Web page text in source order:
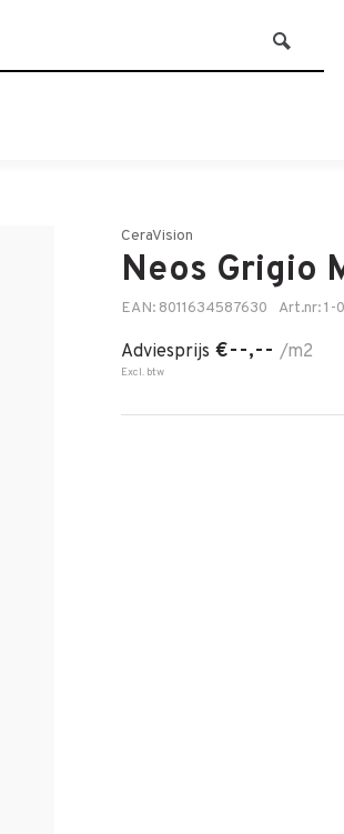
CeraVision
Neos Grigio
EAN: 8011634587630 Art.nr: 1-
Adviesprijs €--,-- /m2
Excl. btw